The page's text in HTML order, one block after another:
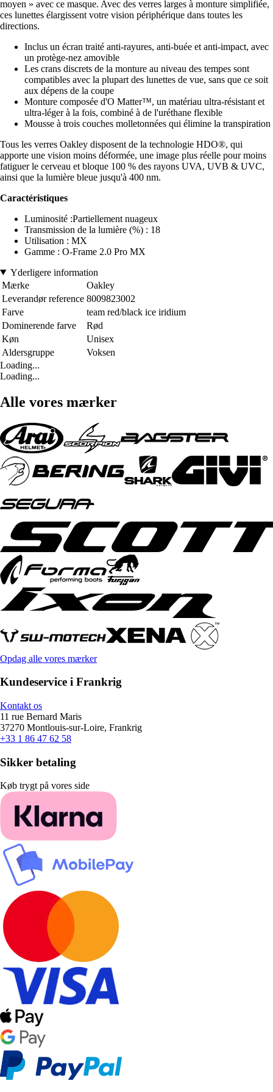
moyen » avec ce masque. Avec des verres larges à monture simplifiée,
ces lunettes élargissent votre vision périphérique dans toutes les
directions.
Inclus un écran traité anti-rayures, anti-buée et anti-impact, avec
un protège-nez amovible
Les crans discrets de la monture au niveau des tempes sont
compatibles avec la plupart des lunettes de vue, sans que ce soit
aux dépens de la coupe
Monture composée d'O Matter™, un matériau ultra-résistant et
ultra-léger à la fois, combiné à de l'uréthane flexible
Mousse à trois couches molletonnées qui élimine la transpiration
Tous les verres Oakley disposent de la technologie HDO®, qui
apporte une vision moins déformée, une image plus réelle pour moins
fatiguer le cerveau et bloque 100 % des rayons UVA, UVB & UVC,
ainsi que la lumière bleue jusqu'à 400 nm.
Caractéristiques
Luminosité :Partiellement nuageux
Transmission de la lumière (%) : 18
Utilisation : MX
Gamme : O-Frame 2.0 Pro MX
Yderligere information
Mærke
Oakley
Leverandør reference 8009823002
Farve
team red/black ice iridium
Dominerende farve
Rød
Køn
Unisex
Aldersgruppe
Voksen
Loading...
Loading...
Alle vores mærker
Opdag alle vores mærker
Kundeservice i Frankrig
Kontakt os
11 rue Bernard Maris
37270 Montlouis-sur-Loire, Frankrig
+33 1 86 47 62 58
Sikker betaling
Køb trygt på vores side